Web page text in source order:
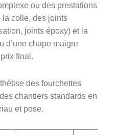
ou des prestations
la colle, des joints
joints époxy) et la
d’une chape maigre
final.
des fourchettes
chantiers standards en
et pose.